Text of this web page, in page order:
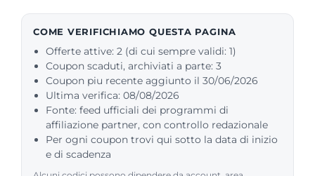
COME VERIFICHIAMO QUESTA PAGINA
Offerte attive: 2 (di cui sempre validi: 1)
Coupon scaduti, archiviati a parte: 3
Coupon piu recente aggiunto il 30/06/2026
Ultima verifica: 08/08/2026
Fonte: feed ufficiali dei programmi di
affiliazione partner, con controllo redazionale
Per ogni coupon trovi qui sotto la data di inizio
e di scadenza